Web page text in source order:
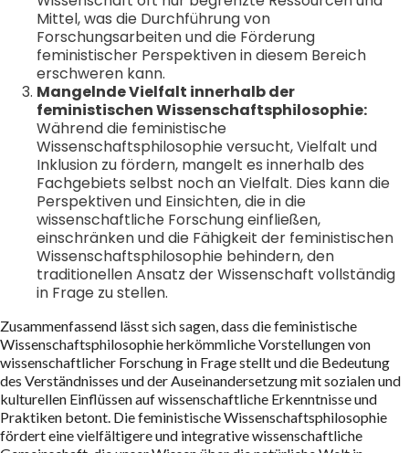
Mittel, was die Durchführung von
Forschungsarbeiten und die Förderung
feministischer Perspektiven in diesem Bereich
erschweren kann.
Mangelnde Vielfalt innerhalb der
feministischen Wissenschaftsphilosophie:
Während die feministische
Wissenschaftsphilosophie versucht, Vielfalt und
Inklusion zu fördern, mangelt es innerhalb des
Fachgebiets selbst noch an Vielfalt. Dies kann die
Perspektiven und Einsichten, die in die
wissenschaftliche Forschung einfließen,
einschränken und die Fähigkeit der feministischen
Wissenschaftsphilosophie behindern, den
traditionellen Ansatz der Wissenschaft vollständig
in Frage zu stellen.
Zusammenfassend lässt sich sagen, dass die feministische
Wissenschaftsphilosophie herkömmliche Vorstellungen von
wissenschaftlicher Forschung in Frage stellt und die Bedeutung
des Verständnisses und der Auseinandersetzung mit sozialen und
kulturellen Einflüssen auf wissenschaftliche Erkenntnisse und
Praktiken betont. Die feministische Wissenschaftsphilosophie
fördert eine vielfältigere und integrative wissenschaftliche